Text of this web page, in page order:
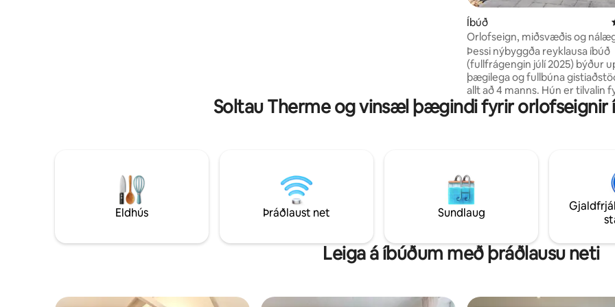
Íbúð
Orlofseign, miðsvæðis og
Park
Þessi nýbyggða reyklausa íbúð
(fullfrágengin júlí 2025) býður
þægilega og fullbúna
allt að 4 manns. Hún er tilvalin
fjölskyldur eða
svefnherbergi með 2
Notaleg stofa og borðstofa
sjónvarpi Fullbúið eldhús Yfirbyggður
inngangur með setustofu –
afslöppunar Ókeypis WiFi!
Soltau Therme og vinsæl þægindi fyrir orlofseignir
Eldhús Þráðlaust net Sundlaug
Leiga á íbúðum með þráðlausu neti